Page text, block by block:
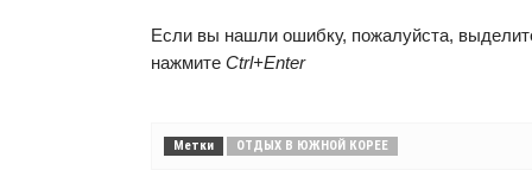
Если вы нашли ошибку, пожалуйста,
нажмите Ctrl+Enter
Метки ОТДЫХ В ЮЖНОЙ КОРЕЕ